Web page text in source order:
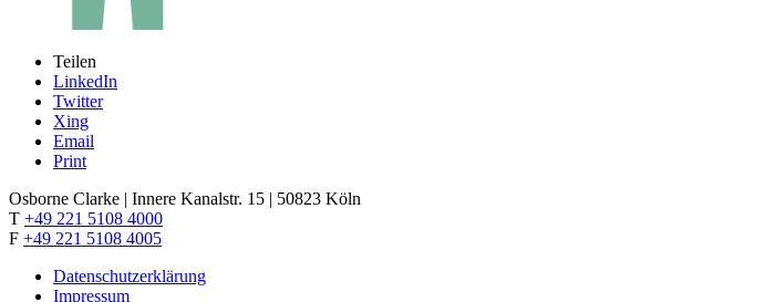
Teilen
LinkedIn
Twitter
Xing
Email
Print
Osborne Clarke | Innere Kanalstr. 15 | 50823 Köln
T +49 221 5108 4000
F +49 221 5108 4005
Datenschutzerklärung
Impressum